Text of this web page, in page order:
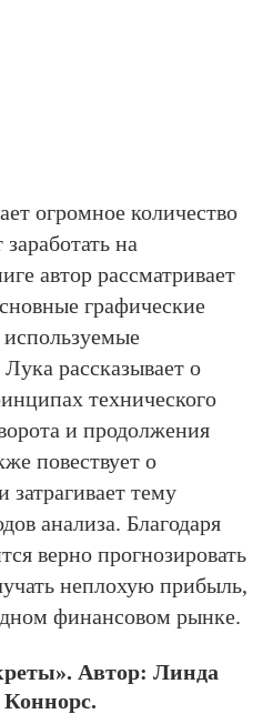
огромное количество
на
автор рассматривает
графические
рассказывает о
технического
и продолжения
повествует о
затрагивает тему
анализа. Благодаря
верно прогнозировать
неплохую прибыль,
финансовом рынке.
Автор: Линда